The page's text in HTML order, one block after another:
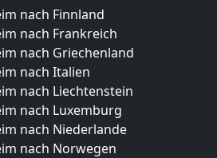
nach Finnland
nach Frankreich
nach Griechenland
nach Italien
nach Liechtenstein
nach Luxemburg
nach Niederlande
nach Norwegen